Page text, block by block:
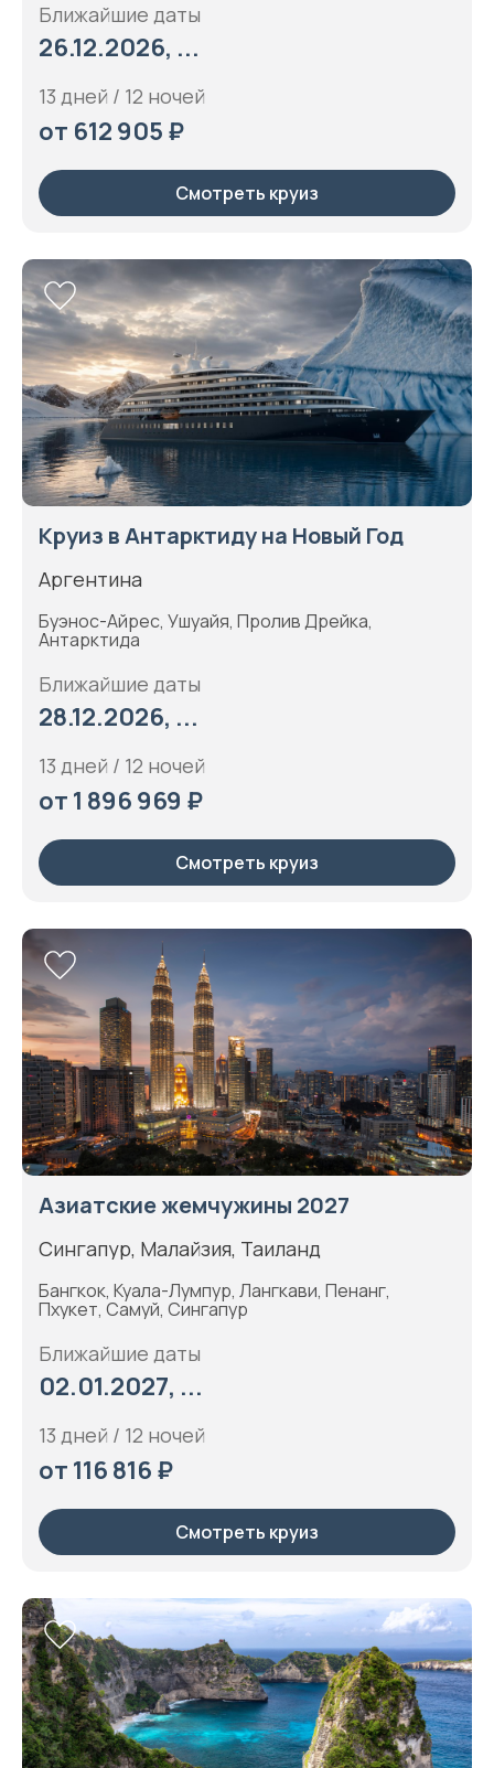
Ближайшие даты
26.12.2026, ...
13 дней / 12 ночей
от 612 905 ₽
Смотреть круиз
Круиз в Антарктиду на Новый Год
Аргентина
Буэнос-Айрес, Ушуайя, Пролив Дрейка,
Антарктида
Ближайшие даты
28.12.2026, ...
13 дней / 12 ночей
от 1 896 969 ₽
Смотреть круиз
Азиатские жемчужины 2027
Сингапур, Малайзия, Таиланд
Бангкок, Куала-Лумпур, Лангкави, Пенанг,
Пхукет, Самуй, Сингапур
Ближайшие даты
02.01.2027, ...
13 дней / 12 ночей
от 116 816 ₽
Смотреть круиз